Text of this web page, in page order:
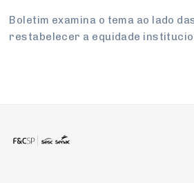
Boletim examina o tema ao lado
restabelecer a equidade